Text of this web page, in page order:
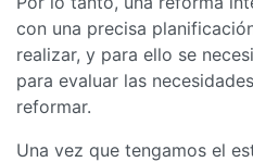
con una precisa
realizar, y para ello se
para evaluar las
reformar.
Una vez que tengamos el